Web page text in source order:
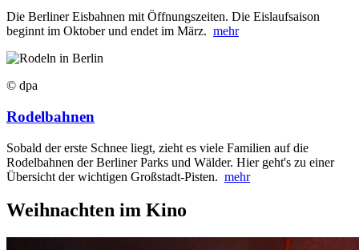
Die Berliner Eisbahnen mit Öffnungszeiten. Die Eislaufsaison
beginnt im Oktober und endet im März. mehr
© dpa
Rodelbahnen
Sobald der erste Schnee liegt, zieht es viele Familien auf die
Rodelbahnen der Berliner Parks und Wälder. Hier geht's zu einer
Übersicht der wichtigen Großstadt-Pisten. mehr
Weihnachten im Kino